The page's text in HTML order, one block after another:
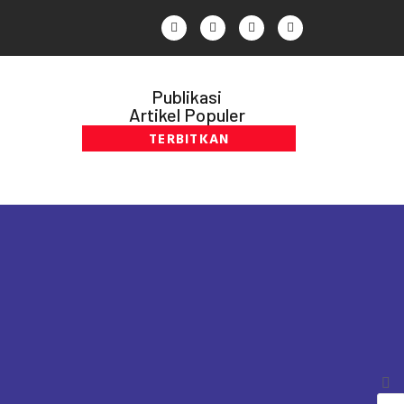
Publikasi
Artikel Populer
TERBITKAN